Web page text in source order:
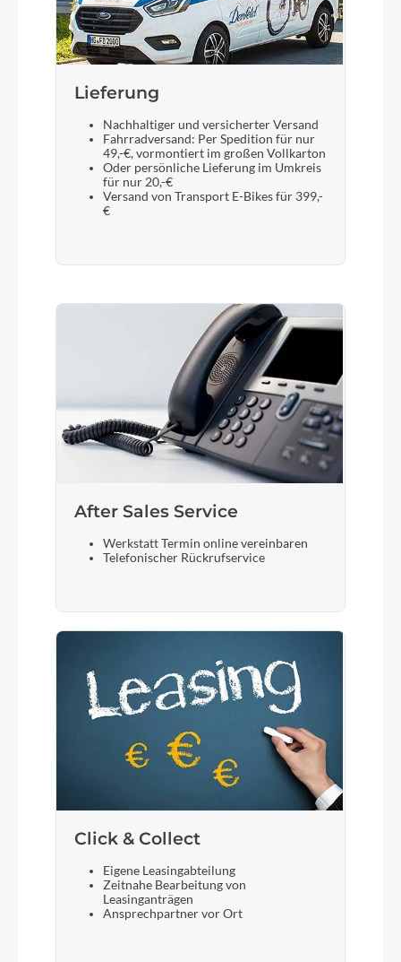
Lieferung
Nachhaltiger und versicherter Versand
Fahrradversand: Per Spedition für nur
49,-€, vormontiert im großen Vollkarton
Oder persönliche Lieferung im Umkreis
für nur 20,-€
Versand von Transport E-Bikes für 399,-
€
After Sales Service
Werkstatt Termin online vereinbaren
Telefonischer Rückrufservice
Click & Collect
Eigene Leasingabteilung
Zeitnahe Bearbeitung von
Leasinganträgen
Ansprechpartner vor Ort